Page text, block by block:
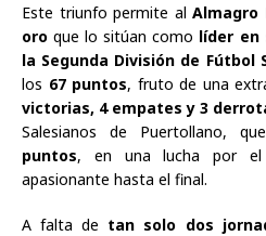
Este triunfo permite alAlmagro
oro que lo sitúan como líder en
la Segunda División de Fútbol
los 67 puntos, fruto de una
victorias, 4 empates y 3
Salesianos de Puertollano,
puntos, en una lucha por el
apasionante hasta el final.
A falta de tan solo dos